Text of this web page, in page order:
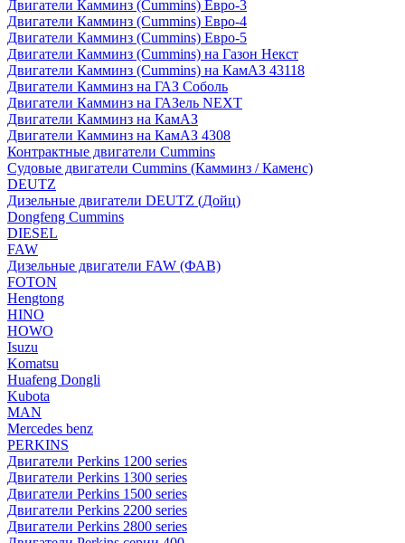
Двигатели Камминз (Cummins) Евро-3
Двигатели Камминз (Cummins) Евро-4
Двигатели Камминз (Cummins) Евро-5
Двигатели Камминз (Cummins) на Газон Некст
Двигатели Камминз (Cummins) на КамАЗ 43118
Двигатели Камминз на ГАЗ Соболь
Двигатели Камминз на ГАЗель NEXT
Двигатели Камминз на КамАЗ
Двигатели Камминз на КамАЗ 4308
Контрактные двигатели Cummins
Судовые двигатели Cummins (Камминз / Каменс)
DEUTZ
Дизельные двигатели DEUTZ (Дойц)
Dongfeng Cummins
DIESEL
FAW
Дизельные двигатели FAW (ФАВ)
FOTON
Hengtong
HINO
HOWO
Isuzu
Komatsu
Huafeng Dongli
Kubota
MAN
Mercedes benz
PERKINS
Двигатели Perkins 1200 series
Двигатели Perkins 1300 series
Двигатели Perkins 1500 series
Двигатели Perkins 2200 series
Двигатели Perkins 2800 series